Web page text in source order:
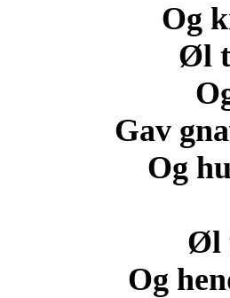
Og
Øl
Gav
Og
Øl
Og